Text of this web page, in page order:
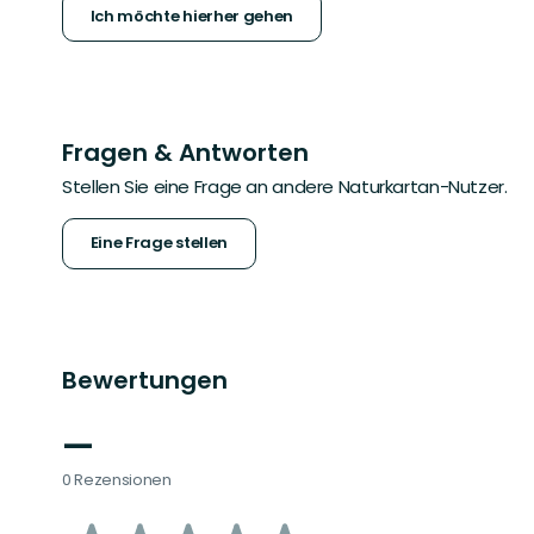
Ich möchte hierher gehen
Fragen & Antworten
Stellen Sie eine Frage an andere Naturkartan-Nutzer.
Eine Frage stellen
Bewertungen
—
0 Rezensionen